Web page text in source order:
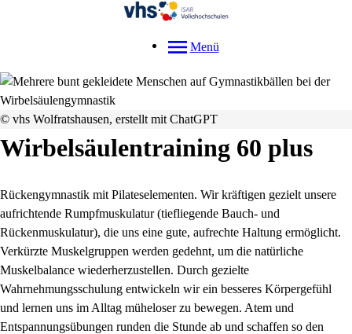
Menü
© vhs Wolfratshausen, erstellt mit ChatGPT
Wirbelsäulentraining 60 plus
Rückengymnastik mit Pilateselementen. Wir kräftigen gezielt unsere
aufrichtende Rumpfmuskulatur (tiefliegende Bauch- und
Rückenmuskulatur), die uns eine gute, aufrechte Haltung ermöglicht.
Verkürzte Muskelgruppen werden gedehnt, um die natürliche
Muskelbalance wiederherzustellen. Durch gezielte
Wahrnehmungsschulung entwickeln wir ein besseres Körpergefühl
und lernen uns im Alltag müheloser zu bewegen. Atem und
Entspannungsübungen runden die Stunde ab und schaffen so den